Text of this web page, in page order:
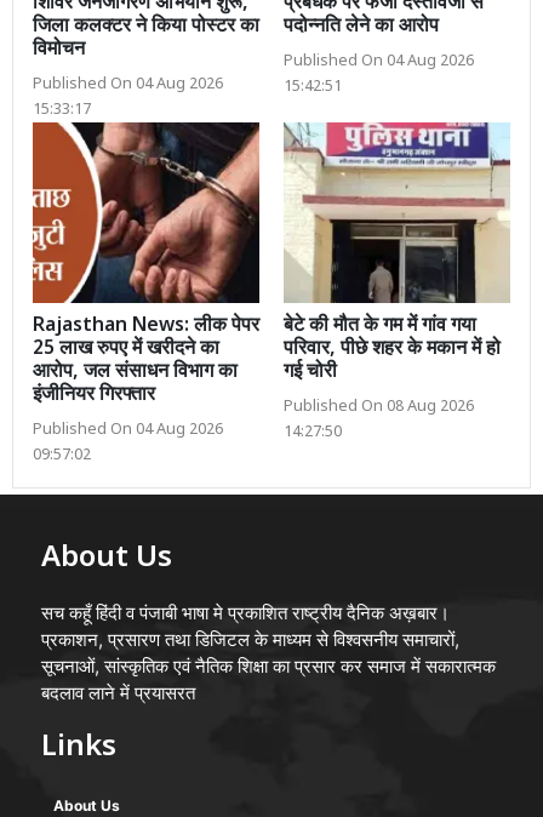
जिला कलक्टर ने किया पोस्टर का
विमोचन
Published On 04 Aug 2026
15:33:17
पदोन्नति लेने का आरोप
Published On 04 Aug 2026
15:42:51
Rajasthan News: लीक पेपर
25 लाख रुपए में खरीदने का
आरोप, जल संसाधन विभाग का
इंजीनियर गिरफ्तार
Published On 04 Aug 2026
09:57:02
बेटे की मौत के गम में गांव गया
परिवार, पीछे शहर के मकान में हो
गई चोरी
Published On 08 Aug 2026
14:27:50
About Us
सच कहूँ हिंदी व पंजाबी भाषा मे प्रकाशित राष्ट्रीय दैनिक अख़बार।
प्रकाशन, प्रसारण तथा डिजिटल के माध्यम से विश्वसनीय समाचारों,
सूचनाओं, सांस्कृतिक एवं नैतिक शिक्षा का प्रसार कर समाज में सकारात्मक
बदलाव लाने में प्रयासरत
Links
About Us